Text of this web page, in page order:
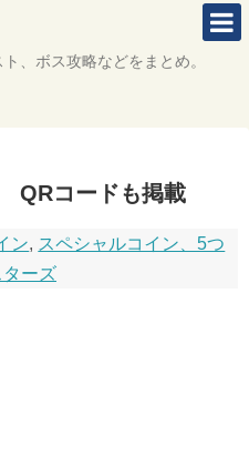
、ボス攻略などをまとめ。
QRコードも掲載
ン, スペシャルコイン、5つ
ーズ